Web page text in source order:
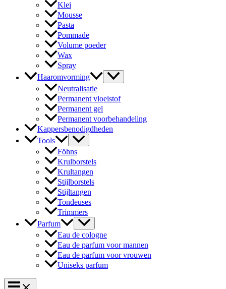
Klei
Mousse
Pasta
Pommade
Volume poeder
Wax
Spray
Haaromvorming
Neutralisatie
Permanent vloeistof
Permanent gel
Permanent voorbehandeling
Kappersbenodigdheden
Tools
Föhns
Krulborstels
Krultangen
Stijlborstels
Stijltangen
Tondeuses
Trimmers
Parfum
Eau de cologne
Eau de parfum voor mannen
Eau de parfum voor vrouwen
Uniseks parfum